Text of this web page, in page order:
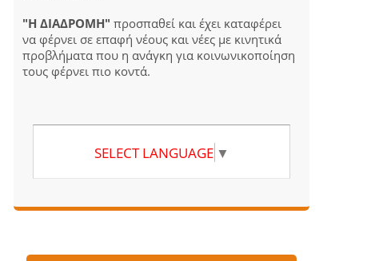
"Η ΔΙΑΔΡΟΜΗ" προσπαθεί και έχει καταφέρει
να φέρνει σε επαφή νέους και νέες με κινητικά
προβλήματα που η ανάγκη για κοινωνικοποίηση
τους φέρνει πιο κοντά.
SELECT LANGUAGE ▼